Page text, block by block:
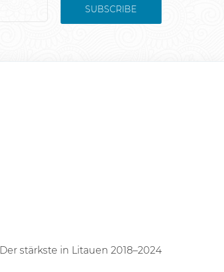
SUBSCRIBE
Der stärkste in Litauen 2018–2024